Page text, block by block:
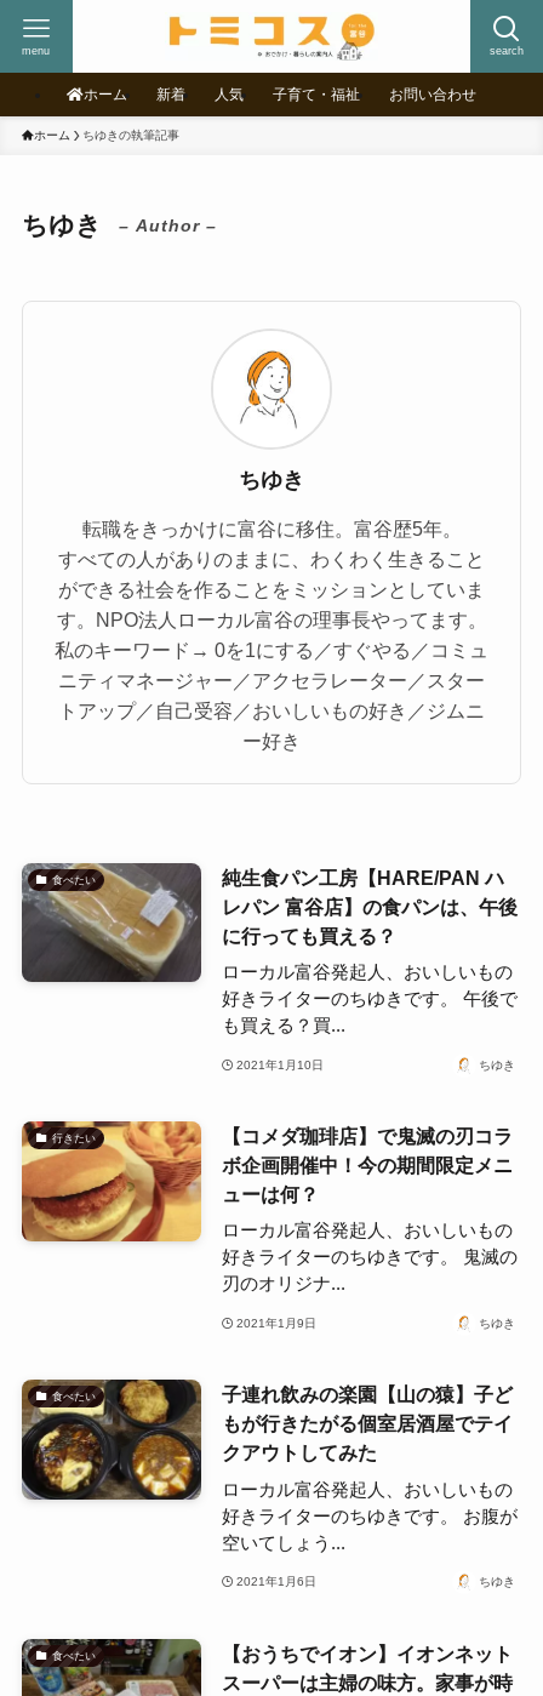
search
menu
ホーム 新着 人気 子育て・福祉 お問い合わせ
ホーム ちゆきの執筆記事
ちゆき – Author –
ちゆき
転職をきっかけに富谷に移住。富谷歴5年。
すべての人がありのままに、わくわく生きること
ができる社会を作ることをミッションとしていま
す。NPO法人ローカル富谷の理事長やってます。
私のキーワード→ 0を1にする／すぐやる／コミュ
ニティマネージャー／アクセラレーター／スター
トアップ／自己受容／おいしいもの好き／ジムニ
ー好き
食べたい
純生食パン工房【HARE/PAN ハ
レパン 富谷店】の食パンは、午後
に行っても買える？
ローカル富谷発起人、おいしいもの
好きライターのちゆきです。 午後で
も買える？買...
2021年1月10日 ちゆき
行きたい
【コメダ珈琲店】で鬼滅の刃コラ
ボ企画開催中！今の期間限定メニ
ューは何？
ローカル富谷発起人、おいしいもの
好きライターのちゆきです。 鬼滅の
刃のオリジナ...
2021年1月9日 ちゆき
食べたい
子連れ飲みの楽園【山の猿】子ど
もが行きたがる個室居酒屋でテイ
クアウトしてみた
ローカル富谷発起人、おいしいもの
好きライターのちゆきです。 お腹が
空いてしょう...
2021年1月6日 ちゆき
食べたい
【おうちでイオン】イオンネット
スーパーは主婦の味方。家事が時